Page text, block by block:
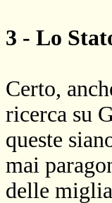
3 - Lo
Certo,
ricerca su
queste
mai
delle